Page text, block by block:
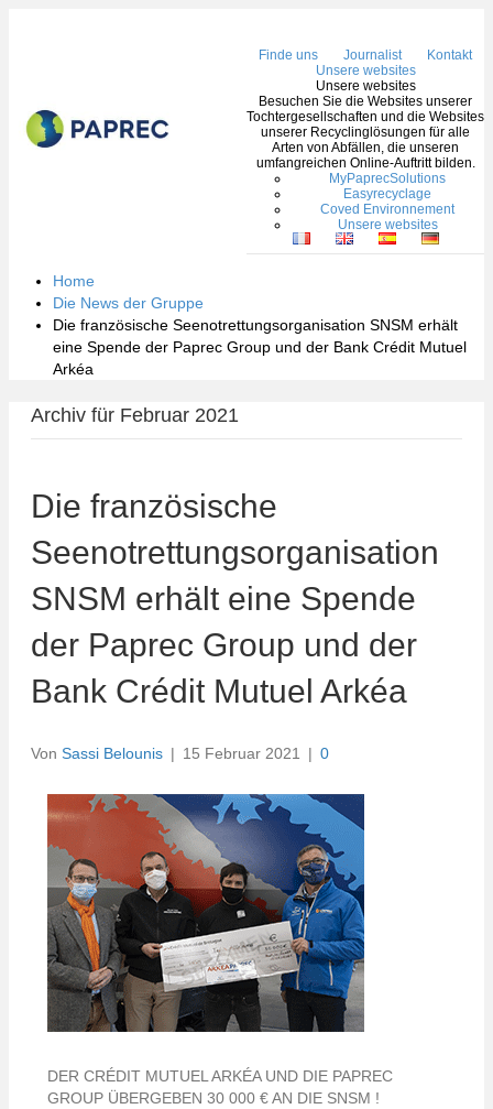
Finde uns Journalist
Kontakt
Unsere websites
Unsere websites
Besuchen Sie die Websites unserer
Tochtergesellschaften und die Websites
unserer Recyclinglösungen für alle
Arten von Abfällen, die unseren
umfangreichen Online-Auftritt bilden.
MyPaprecSolutions
Easyrecyclage
Coved Environnement
Unsere websites
Home
Die News der Gruppe
Die französische Seenotrettungsorganisation SNSM erhält
eine Spende der Paprec Group und der Bank Crédit Mutuel
Arkéa
Archiv für Februar 2021
Die französische
Seenotrettungsorganisation
SNSM erhält eine Spende
der Paprec Group und der
Bank Crédit Mutuel Arkéa
Von Sassi Belounis | 15 Februar 2021 | 0
DER CRÉDIT MUTUEL ARKÉA UND DIE PAPREC
GROUP ÜBERGEBEN 30 000 € AN DIE SNSM !